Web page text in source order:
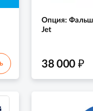
Опция:
Jet
38 000 ₽